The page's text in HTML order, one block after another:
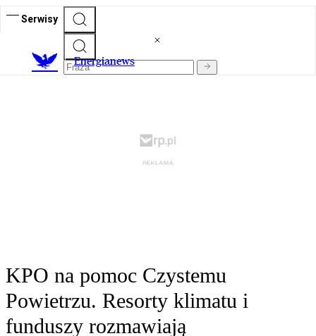
Serwisy
Energianews
KPO na pomoc Czystemu
Powietrzu. Resorty klimatu i
funduszy rozmawiają